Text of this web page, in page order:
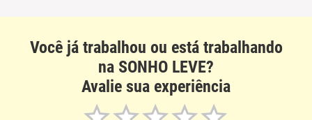
Benefícios
Recomenda esta empresa
Você já trabalhou ou está trabalhando
na SONHO LEVE?
Avalie sua experiência